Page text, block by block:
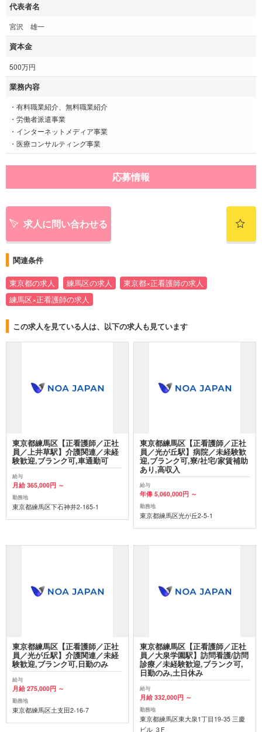
代表者名
宮沢 雄一
資本金
500万円
業務内容
・有料職業紹介、無料職業紹介
・労働者派遣事業
・インターネットメディア事業
・医療コンサルティング事業
応募情報
求人に問い合わせる
関連条件
東京都の求人 練馬区の求人
東京都×正看護師の求人
練馬区×正看護師の求人
この求人を見ている人は、以下の求人も見ています
東京都練馬区【正看護師／正社
員／上井草駅】介護関連／未経
験歓迎,ブランク可,車通勤可
給与
月給 365,000円 ～
勤務地
東京都練馬区下石神井2-165-1
東京都練馬区【正看護師／正社
員／光が丘駅】病院／未経験歓
迎,ブランク可,寮/社宅/家賃補助
あり,高収入
給与
年俸 5,060,000円 ～
勤務地
東京都練馬区光が丘2-5-1
東京都練馬区【正看護師／正社
員／光が丘駅】介護関連／未経
験歓迎,ブランク可,日勤のみ
給与
月給 275,000円 ～
勤務地
東京都練馬区土支田2-16-7
東京都練馬区【正看護師／正社
員／大泉学園駅】訪問看護/訪問
診療／未経験歓迎,ブランク可,
日勤のみ,土日休み
給与
月給 332,000円 ～
勤務地
東京都練馬区東大泉1丁目19-35 三慶
ビル ３F